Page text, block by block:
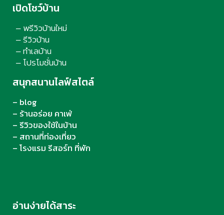
เปิดโชว์บ้าน
– พรีวิวบ้านใหม่
– รีวิวบ้าน
– ทำเลบ้าน
– โปรโมชั่นบ้าน
สนุกสนานไลฟ์สไตล์
– blog
– ร้านอร่อย คาเฟ่
– รีวิวของใช้ในบ้าน
– สถานที่ท่องเที่ยว
– โรงแรม รีสอร์ท ที่พัก
อ่านง่ายได้สาระ